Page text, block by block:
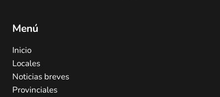
Menú
Inicio
Locales
Noticias breves
Provinciales